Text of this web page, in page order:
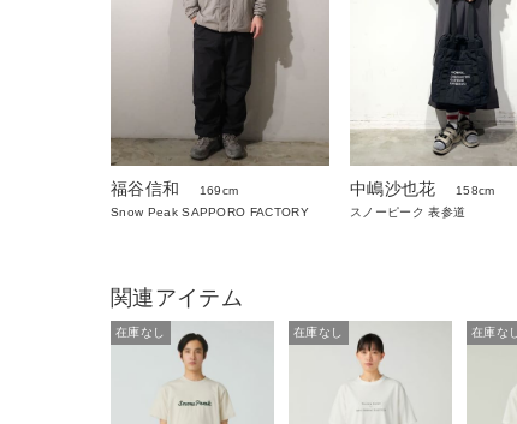
福谷信和
169cm
Snow Peak SAPPORO FACTORY
中嶋沙也花
158cm
スノーピーク 表参道
関連アイテム
在庫なし 在庫なし 在庫なし